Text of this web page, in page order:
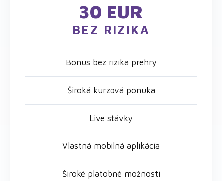
30 EUR
BEZ RIZIKA
Bonus bez rizika prehry
Široká kurzová ponuka
Live stávky
Vlastná mobilná aplikácia
Široké platobné možnosti